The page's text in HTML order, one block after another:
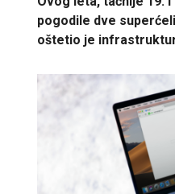
pogodile dve
oštetio je